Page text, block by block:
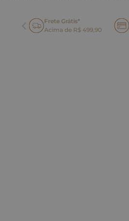
Frete Grátis*
Acima de R$ 499,90